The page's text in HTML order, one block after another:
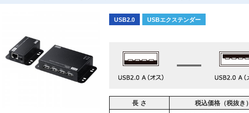
USB2.0 USBエクステンダー
長 さ 税込価格（税抜き）